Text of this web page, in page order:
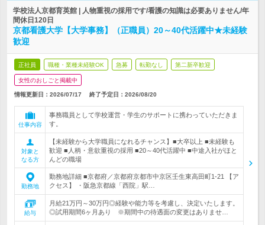
学校法人京都育英館 | 人物重視の採用です/看護の知識は必要ありません/年
間休日120日
京都看護大学【大学事務】（正職員）20～40代活躍中★未経験
歓迎
正社員 職種・業種未経験OK 急募 転勤なし 第二新卒歓迎
女性のおしごと掲載中
情報更新日：2026/07/17 終了予定日： 2026/08/20
仕事内容
事務職員として学校運営・学生のサポートに携わっていただきま
す。
対象と
なる方
【未経験から大学職員になれるチャンス】■大卒以上 ■未経験も
歓迎 ■人柄・意欲重視の採用 ■20～40代活躍中 ■中途入社がほと
んどの職場
勤務地
勤務地詳細 ■京都府／京都府京都市中京区壬生東高田町1-21 【ア
クセス】 ・阪急京都線「西院」駅…
給与
月給21万円～30万円◎経験や能力等を考慮し、決定いたします。
◎試用期間6ヶ月あり ※期間中の待遇面の変更はありませ…